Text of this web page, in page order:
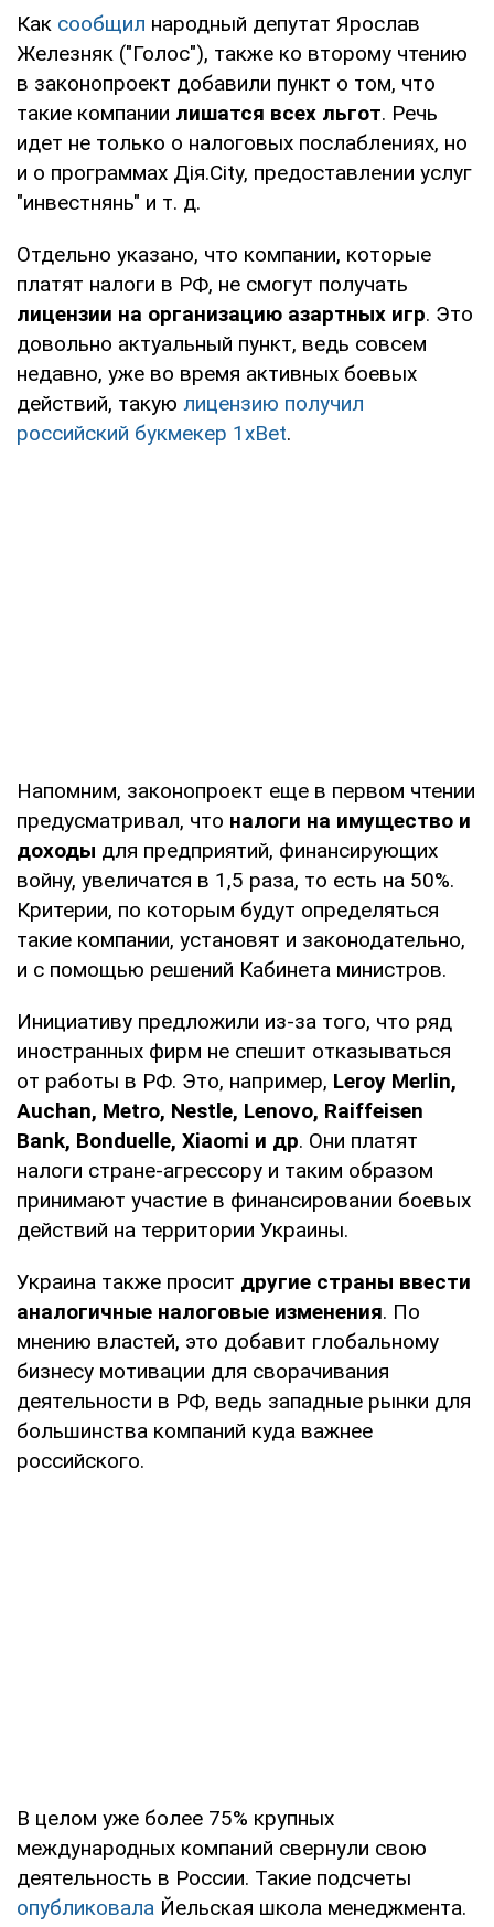
Как сообщил народный депутат Ярослав
Железняк ("Голос"), также ко второму чтению
в законопроект добавили пункт о том, что
такие компании лишатся всех льгот. Речь
идет не только о налоговых послаблениях, но
и о программах Дія.City, предоставлении услуг
"инвестнянь" и т. д.
Отдельно указано, что компании, которые
платят налоги в РФ, не смогут получать
лицензии на организацию азартных игр. Это
довольно актуальный пункт, ведь совсем
недавно, уже во время активных боевых
действий, такую лицензию получил
российский букмекер 1xBet.
Напомним, законопроект еще в первом чтении
предусматривал, что налоги на имущество и
доходы для предприятий, финансирующих
войну, увеличатся в 1,5 раза, то есть на 50%.
Критерии, по которым будут определяться
такие компании, установят и законодательно,
и с помощью решений Кабинета министров.
Инициативу предложили из-за того, что ряд
иностранных фирм не спешит отказываться
от работы в РФ. Это, например, Leroy Merlin,
Auchan, Metro, Nestle, Lenovo, Raiffeisen
Bank, Bonduelle, Xiaomi и др. Они платят
налоги стране-агрессору и таким образом
принимают участие в финансировании боевых
действий на территории Украины.
Украина также просит другие страны ввести
аналогичные налоговые изменения. По
мнению властей, это добавит глобальному
бизнесу мотивации для сворачивания
деятельности в РФ, ведь западные рынки для
большинства компаний куда важнее
российского.
В целом уже более 75% крупных
международных компаний свернули свою
деятельность в России. Такие подсчеты
опубликовала Йельская школа менеджмента.